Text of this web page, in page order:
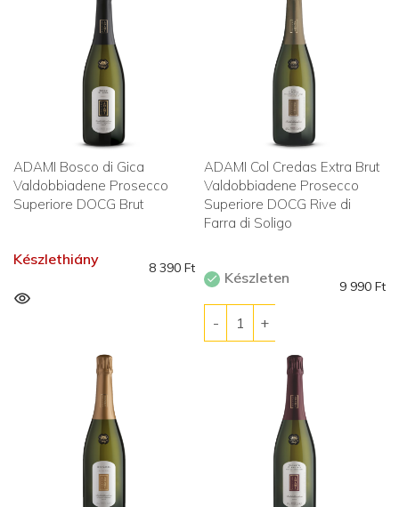
ADAMI Bosco di Gica
Valdobbiadene Prosecco
Superiore DOCG Brut
Készlethiány 8 390 Ft
ADAMI Col Credas Extra Brut
Valdobbiadene Prosecco
Superiore DOCG Rive di
Farra di Soligo
Készleten 9 990 Ft